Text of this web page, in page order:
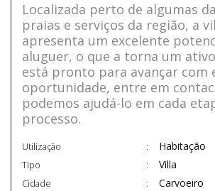
Localizada perto de algumas
praias e serviços da região, a
apresenta um excelente
aluguer, o que a torna um
está pronto para avançar com
oportunidade, entre em
podemos ajudá-lo em cada
processo.
Utilização Habitação
Tipo Villa
Cidade Carvoeiro